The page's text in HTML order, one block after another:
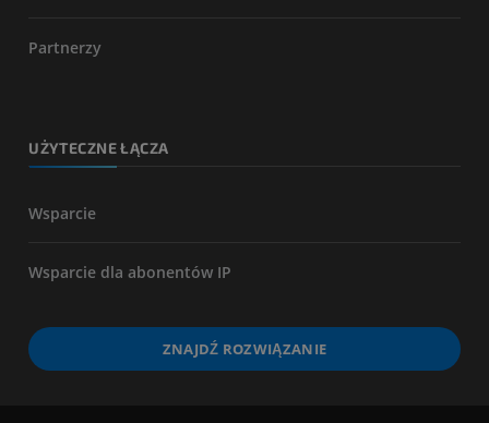
Partnerzy
UŻYTECZNE ŁĄCZA
Wsparcie
Wsparcie dla abonentów IP
ZNAJDŹ ROZWIĄZANIE